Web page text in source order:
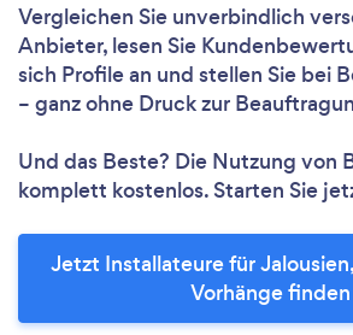
Vergleichen Sie unverbindlich
Anbieter, lesen Sie
sich Profile an und stellen Sie bei
– ganz ohne Druck zur
Und das Beste? Die Nutzung von
komplett kostenlos. Starten Sie
Jetzt Installateure für
Vorhänge finden